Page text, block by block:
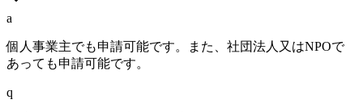
a
個人事業主でも申請可能です。また、社団法人又はNPOで
あっても申請可能です。
q